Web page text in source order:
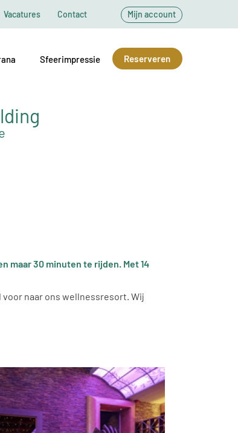
Vacatures Contact Mijn account
Sfeerimpressie Reserveren
maar 30 minuten te rijden. Met 14
naar ons wellnessresort. Wij